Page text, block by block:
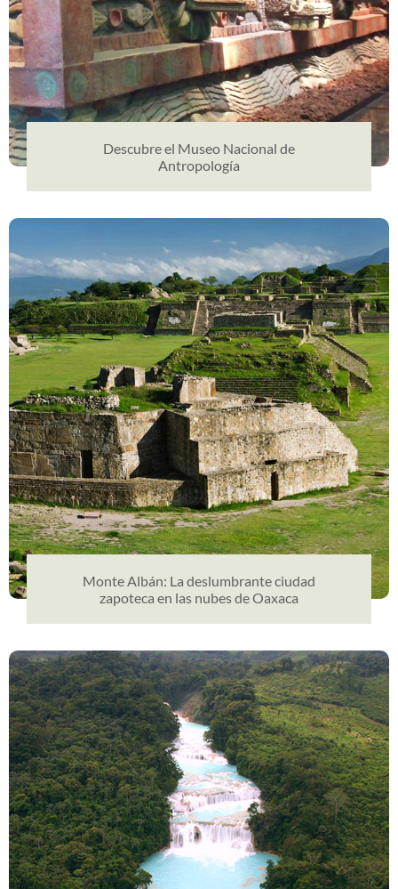
Descubre el Museo Nacional de
Antropología
Monte Albán: La deslumbrante ciudad
zapoteca en las nubes de Oaxaca